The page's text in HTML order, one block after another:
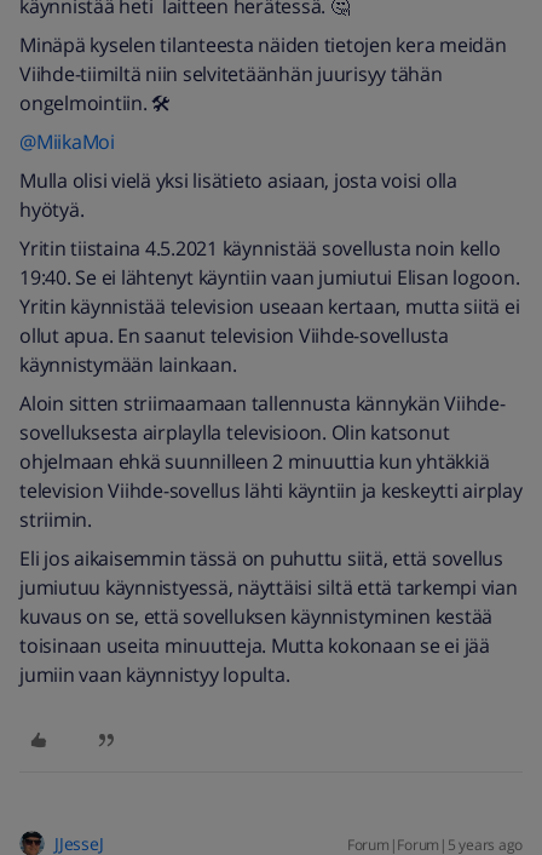
käynnistää heti laitteen herätessä. 🤔
Minäpä kyselen tilanteesta näiden tietojen kera meidän
Viihde-tiimiltä niin selvitetäänhän juurisyy tähän
ongelmointiin. 🛠
@MiikaMoi
Mulla olisi vielä yksi lisätieto asiaan, josta voisi olla
hyötyä.
Yritin tiistaina 4.5.2021 käynnistää sovellusta noin kello
19:40. Se ei lähtenyt käyntiin vaan jumiutui Elisan logoon.
Yritin käynnistää television useaan kertaan, mutta siitä ei
ollut apua. En saanut television Viihde-sovellusta
käynnistymään lainkaan.
Aloin sitten striimaamaan tallennusta kännykän Viihde-
sovelluksesta airplaylla televisioon. Olin katsonut
ohjelmaan ehkä suunnilleen 2 minuuttia kun yhtäkkiä
television Viihde-sovellus lähti käyntiin ja keskeytti airplay
striimin.
Eli jos aikaisemmin tässä on puhuttu siitä, että sovellus
jumiutuu käynnistyessä, näyttäisi siltä että tarkempi vian
kuvaus on se, että sovelluksen käynnistyminen kestää
toisinaan useita minuutteja. Mutta kokonaan se ei jää
jumiin vaan käynnistyy lopulta.
JJesseJ Forum|Forum|5 years ago